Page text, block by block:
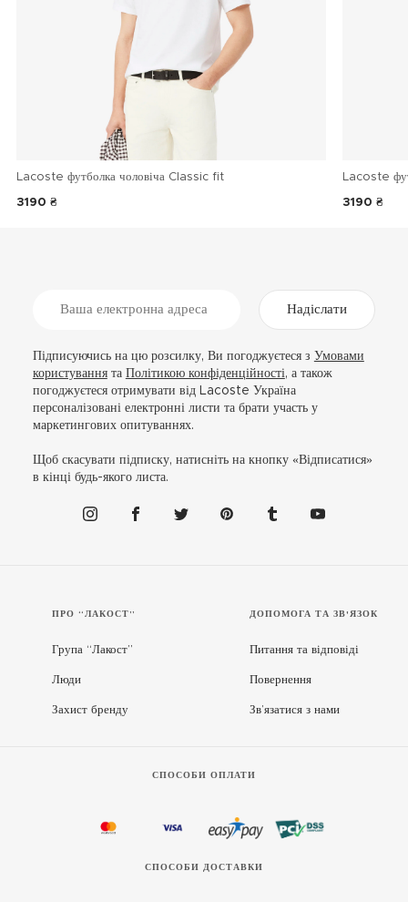
Lacoste футболка чоловіча Classic fit
3190 ₴
Lacoste
3190 ₴
Надіслати
Підписуючись на цю розсилку, Ви погоджуєтеся з Умовами
користуваннята Політикою конфіденційності, а також
погоджуєтеся отримувати від Lacoste Україна
персоналізовані електронні листи та брати участь у
маркетингових опитуваннях.
Щоб скасувати підписку, натисніть на кнопку «Відписатися»
в кінці будь-якого листа.
ПРО “ЛАКОСТ”
Група “Лакост”
Люди
Захист бренду
ДОПОМОГА ТА ЗВ'ЯЗОК
Питання та відповіді
Повернення
Зв’язатися з нами
СПОСОБИ ОПЛАТИ
СПОСОБИ ДОСТАВКИ